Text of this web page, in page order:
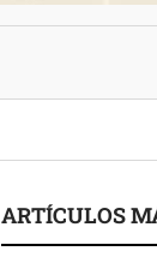
ARTÍCULOS